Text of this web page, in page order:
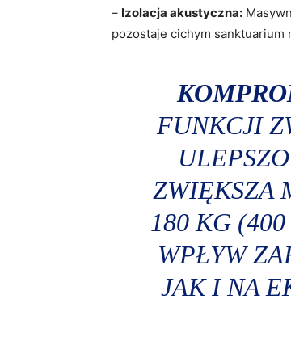
– Izolacja akustyczna:
pozostaje cichym
FUNKCJI
ZWIĘKSZA
180 KG
WPŁYW
JAK I NA